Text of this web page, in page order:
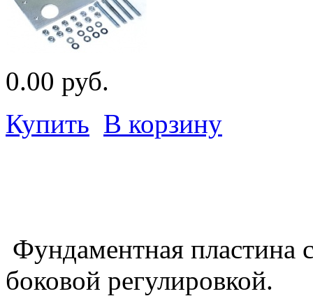
0.00 руб.
Купить В корзину
Фундаментная пластина
боковой регулировкой.